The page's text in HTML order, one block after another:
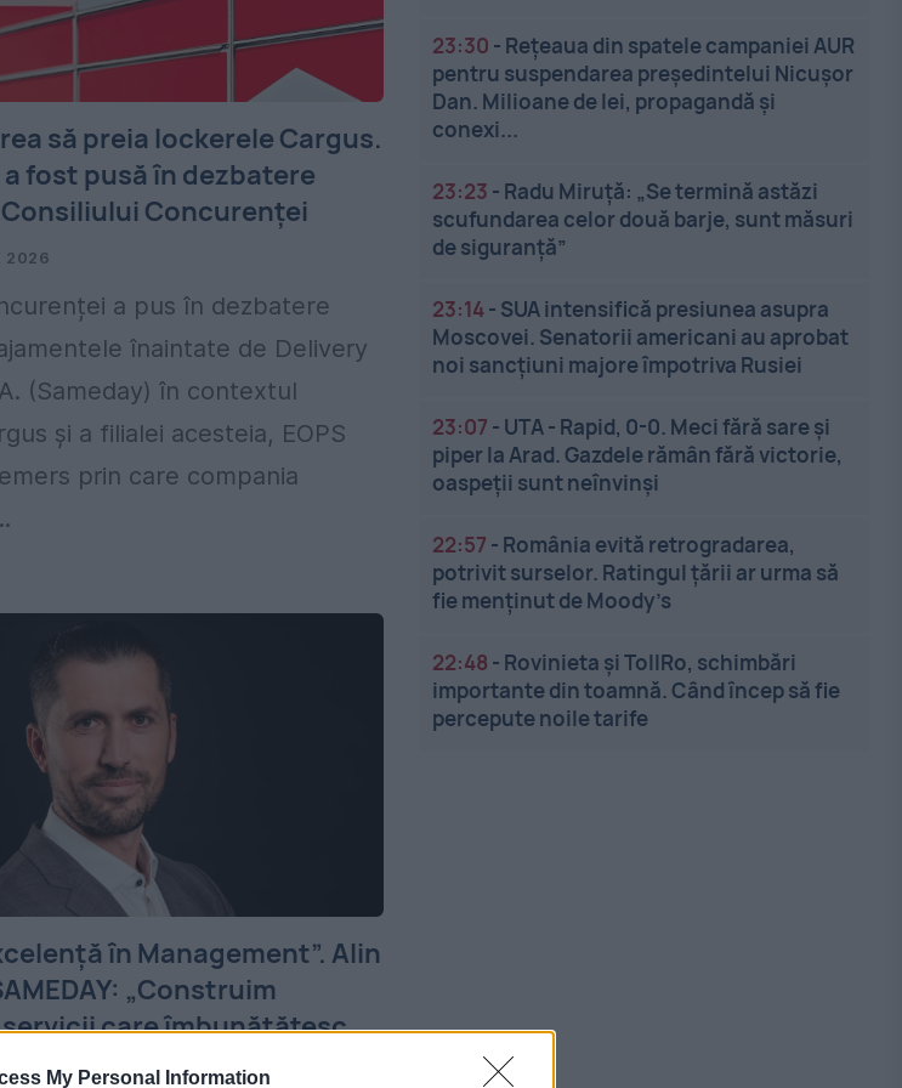
My Personal Information
să preia lockerele Cargus.
fost pusă în dezbatere
Concurenței
2026
a pus în dezbatere
înaintate de Delivery
(Sameday) în contextul
și a filialei acesteia, EOPS
prin care compania
în Management”. Alin
„Construim
care îmbunătățesc
23:30 - Rețeaua din spatele campaniei AUR
pentru suspendarea președintelui Nicușor
Dan. Milioane de lei, propagandă și
conexi...
23:23 - Radu Miruță: „Se termină astăzi
scufundarea celor două barje, sunt măsuri
de siguranţă”
23:14- SUA intensifică presiunea asupra
Moscovei. Senatorii americani au aprobat
noi sancțiuni majore împotriva Rusiei
23:07 - UTA - Rapid, 0-0. Meci fără sare și
piper la Arad. Gazdele rămân fără victorie,
oaspeții sunt neînvinși
22:57 - România evită retrogradarea,
potrivit surselor. Ratingul țării ar urma să
fie menținut de Moody’s
22:48 - Rovinieta și TollRo, schimbări
importante din toamnă. Când încep să fie
percepute noile tarife